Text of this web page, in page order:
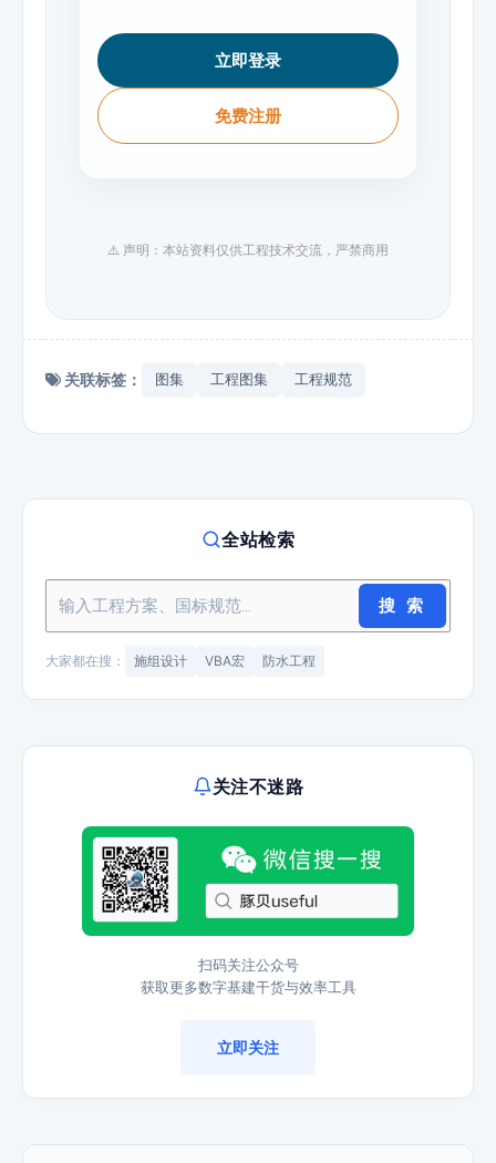
立即登录
免费注册
⚠️ 声明：本站资料仅供工程技术交流，严禁商用
关联标签： 图集 工程图集 工程规范
全站检索
搜 索
大家都在搜： 施组设计 VBA宏 防水工程
关注不迷路
扫码关注公众号
获取更多数字基建干货与效率工具
立即关注